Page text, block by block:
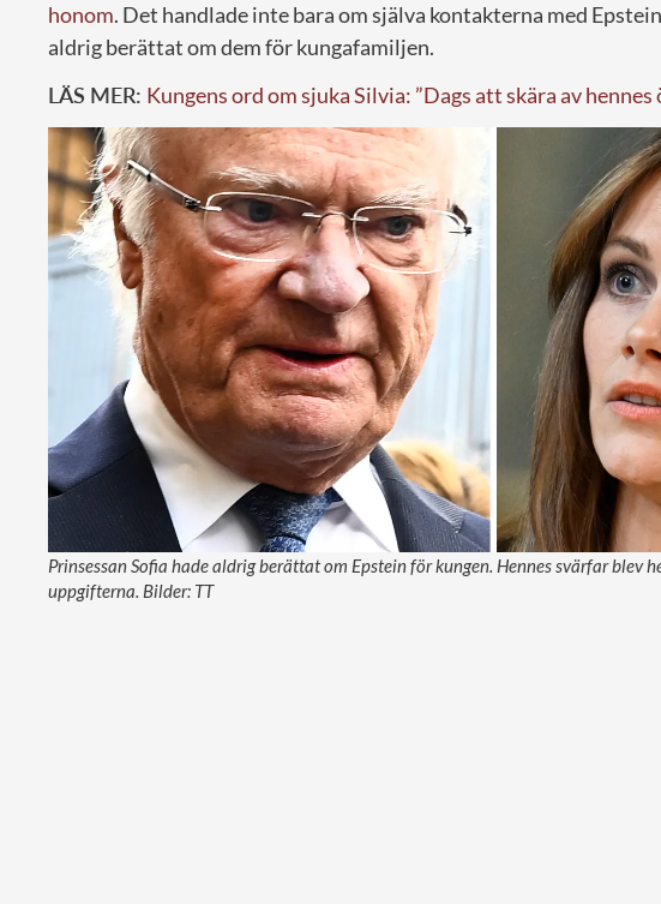
honom. Det handlade inte bara om själva kontakterna med
aldrig berättat om dem för kungafamiljen.
LÄS MER: Kungens ord om sjuka Silvia: ”Dags att skära av hennes
Prinsessan Sofia hade aldrig berättat om Epstein för kungen. Hennes svärfar blev
uppgifterna. Bilder: TT